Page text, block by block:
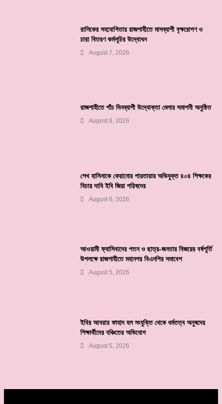
রাসিকের সহযোগিতায় রাজশাহীতে মাসব্যাপী বৃক্ষরোপণ ও
চারা বিতরণ কর্মসূচির উদ্বোধন
August 7, 2026
রাজশাহীতে পাঁচ দিনব্যাপী উদ্যোক্তা মেলার সমাপনী অনুষ্ঠিত
August 6, 2026
শেখ হাসিনাকে ফেরানোর পায়তারায় অভিযুক্ত ৪০৪ শিক্ষকের
বিচার দাবি ইবি জিয়া পরিষদের
August 6, 2026
আওয়ামী ফ্যাসিবাদের পতন ও ছাত্র-জনতার বিজয়ের বর্ষপূর্তি
উপলক্ষে রাজশাহীতে মহানগর বিএনপির সমাবেশ
August 5, 2026
ইবির আবরার ফাহাদ হল সংযুক্তি থেকে ধর্মতত্ব অনুষদের
শিক্ষার্থীদের বঞ্চিতের অভিযোগ
August 5, 2026